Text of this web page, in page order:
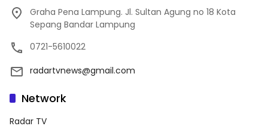
Graha Pena Lampung. Jl. Sultan Agung no 18 Kota
Sepang Bandar Lampung
0721-5610022
radartvnews@gmail.com
Network
Radar TV